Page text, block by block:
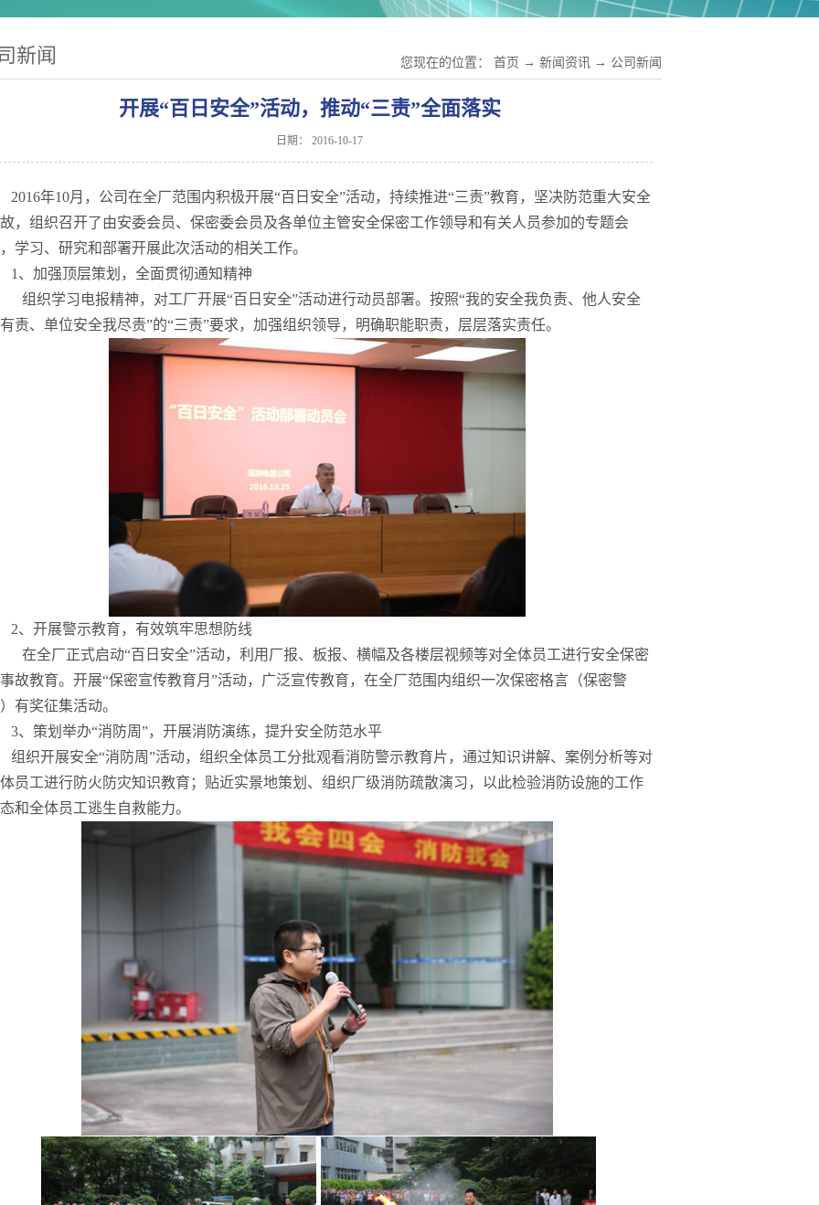
新闻 您现在的位置： 首页 → 新闻资讯 → 公司新闻
开展“百日安全”活动，推动“三责”全面落实
日期： 2016-10-17
2016年10月，公司在全厂范围内积极开展“百日安全”活动，持续推进“三责”教育，坚决防范重大安全
，组织召开了由安委会员、保密委会员及各单位主管安全保密工作领导和有关人员参加的专题会
学习、研究和部署开展此次活动的相关工作。
1、加强顶层策划，全面贯彻通知精神
组织学习电报精神，对工厂开展“百日安全”活动进行动员部署。按照“我的安全我负责、他人安全
责、单位安全我尽责”的“三责”要求，加强组织领导，明确职能职责，层层落实责任。
2、开展警示教育，有效筑牢思想防线
在全厂正式启动“百日安全”活动，利用厂报、板报、横幅及各楼层视频等对全体员工进行安全保密
事故教育。开展“保密宣传教育月”活动，广泛宣传教育，在全厂范围内组织一次保密格言（保密警
有奖征集活动。
3、策划举办“消防周”，开展消防演练，提升安全防范水平
组织开展安全“消防周”活动，组织全体员工分批观看消防警示教育片，通过知识讲解、案例分析等对
员工进行防火防灾知识教育；贴近实景地策划、组织厂级消防疏散演习，以此检验消防设施的工作
和全体员工逃生自救能力。